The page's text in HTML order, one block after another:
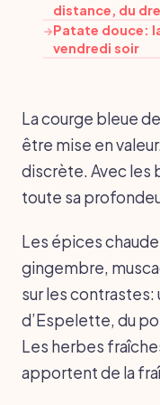
distance, du
→Patate douce:
vendredi soir
La courge bleue
être mise en
discrète. Avec les
toute sa
Les épices
gingembre,
sur les
d’Espelette, du
Les herbes
apportent de la